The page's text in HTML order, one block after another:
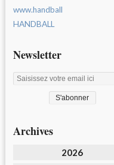
www.handball
HANDBALL
Newsletter
Archives
2026